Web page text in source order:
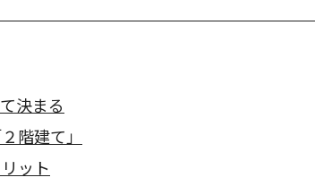
決まる
階建て」
ット